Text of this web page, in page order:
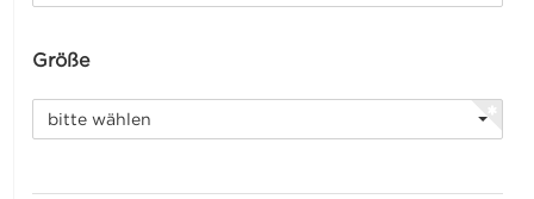
Größe
bitte wählen